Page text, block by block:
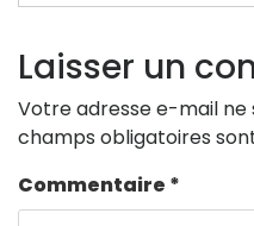
Laisser un
Votre adresse e-mail ne
champs obligatoires
Commentaire *